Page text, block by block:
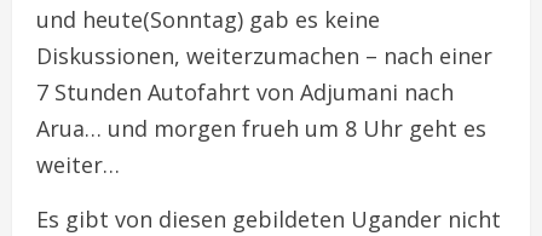
und heute(Sonntag) gab es keine
Diskussionen, weiterzumachen – nach einer
7 Stunden Autofahrt von Adjumani nach
Arua… und morgen frueh um 8 Uhr geht es
weiter…
Es gibt von diesen gebildeten Ugander nicht